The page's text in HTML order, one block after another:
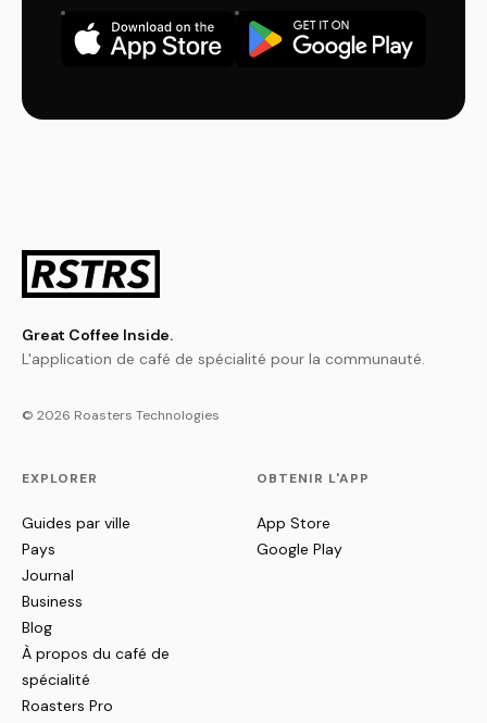
Great Coffee Inside.
L'application de café de spécialité pour la communauté.
© 2026 Roasters Technologies
EXPLORER
Guides par ville
Pays
Journal
Business
Blog
À propos du café de
spécialité
Roasters Pro
OBTENIR L'APP
App Store
Google Play